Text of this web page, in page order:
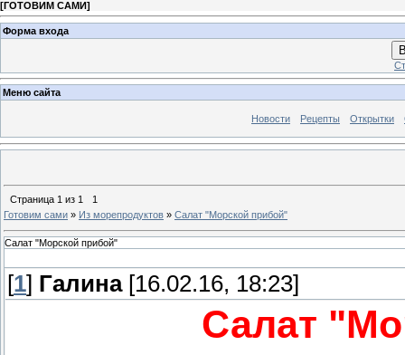
[ГОТОВИМ САМИ]
Форма входа
Меню сайта
Новости Рецепты Открытки
Страница 1 из 1
1
Готовим сами » Из морепродуктов » Салат "Морской прибой"
Салат "Морской прибой"
[1] Галина[16.02.16, 18:23]
Салат